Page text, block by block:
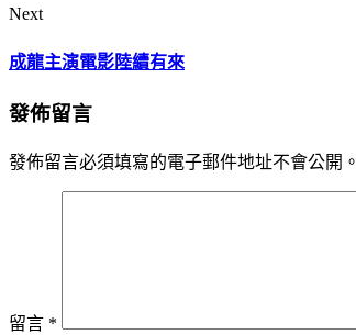
Next
成龍主演電影陸續有來
發佈留言
發佈留言必須填寫的電子郵件地址不會公開。
留言 *